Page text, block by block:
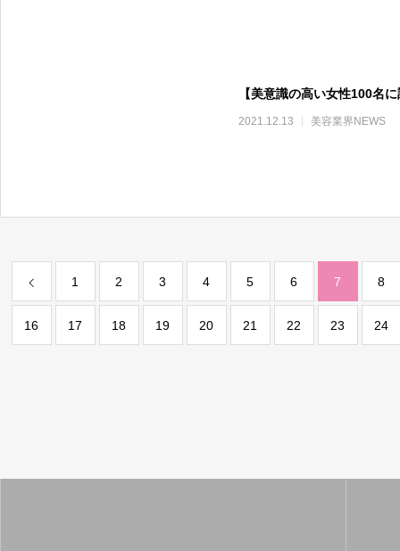
【美意識の高い女性100名
2021.12.13 美容業界NEWS
1 2 3 4 5 6 7 8
16 17 18 19 20 21 22 23 24